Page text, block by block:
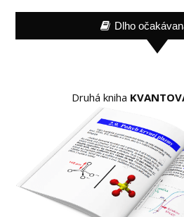
Dlho
Druhá kniha